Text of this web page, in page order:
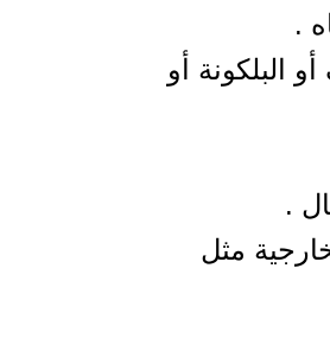
.
البلكونة أو
.
مثل